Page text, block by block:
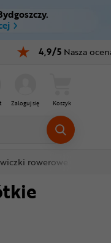
M
4,9/5 Nasza
Zaloguj się Koszyk
rowerowe